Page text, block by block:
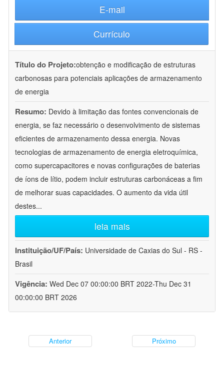
E-mail
Currículo
Título do Projeto:obtenção e modificação de estruturas
carbonosas para potenciais aplicações de armazenamento
de energia
Resumo: Devido à limitação das fontes convencionais de
energia, se faz necessário o desenvolvimento de sistemas
eficientes de armazenamento dessa energia. Novas
tecnologias de armazenamento de energia eletroquímica,
como supercapacitores e novas configurações de baterias
de íons de lítio, podem incluir estruturas carbonáceas a fim
de melhorar suas capacidades. O aumento da vida útil
destes...
leia mais
Instituição/UF/País: Universidade de Caxias do Sul - RS -
Brasil
Vigência: Wed Dec 07 00:00:00 BRT 2022-Thu Dec 31
00:00:00 BRT 2026
Anterior Próximo